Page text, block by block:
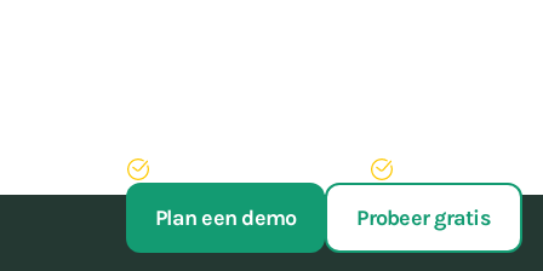
Plan een demo Probeer gratis